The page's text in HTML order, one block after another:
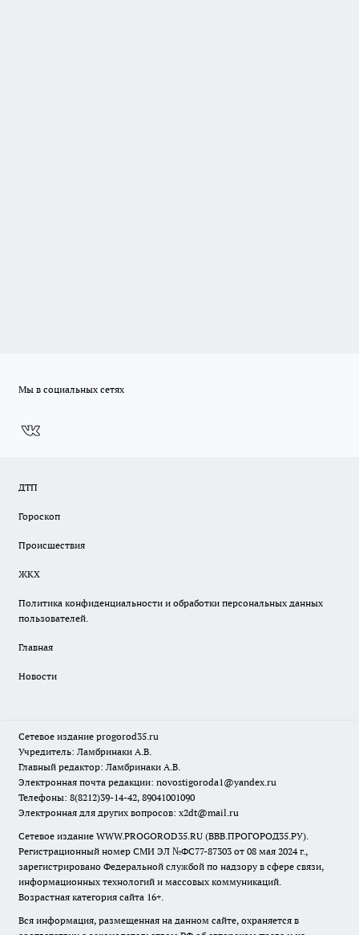
Мы в социальных сетях
ДТП
Гороскоп
Происшествия
ЖКХ
Политика конфиденциальности и обработки персональных данных
пользователей.
Главная
Новости
Сетевое издание progorod35.ru
Учредитель: Ламбринаки А.В.
Главный редактор: Ламбринаки А.В.
Электронная почта редакции: novostigoroda1@yandex.ru
Телефоны: 8(8212)39-14-42, 89041001090
Электронная для других вопросов: x2dt@mail.ru
Сетевое издание WWW.PROGOROD35.RU (ВВВ.ПРОГОРОД35.РУ).
Регистрационный номер СМИ ЭЛ №ФС77-87303 от 08 мая 2024 г.,
зарегистрировано Федеральной службой по надзору в сфере связи,
информационных технологий и массовых коммуникаций.
Возрастная категория сайта 16+.
Вся информация, размещенная на данном сайте, охраняется в